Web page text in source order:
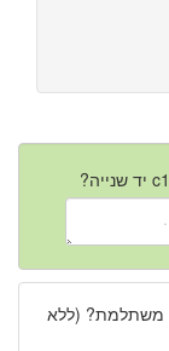
משתלמת? (ללא